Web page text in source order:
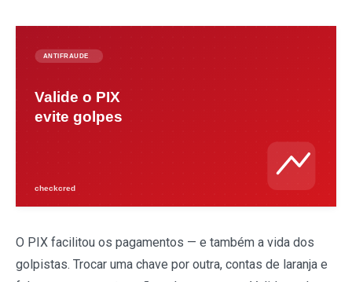
O PIX facilitou os pagamentos — e também a vida dos
golpistas. Trocar uma chave por outra, contas de laranja e